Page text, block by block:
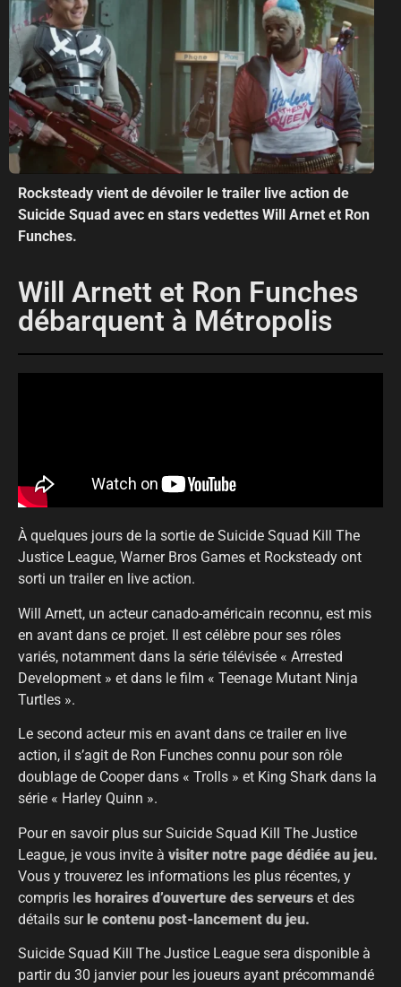
Rocksteady vient de dévoiler le trailer live action de
Suicide Squad avec en stars vedettes Will Arnet et Ron
Funches.
Will Arnett et Ron Funches
débarquent à Métropolis
À quelques jours de la sortie de Suicide Squad Kill The
Justice League, Warner Bros Games et Rocksteady ont
sorti un trailer en live action.
Will Arnett, un acteur canado-américain reconnu, est mis
en avant dans ce projet. Il est célèbre pour ses rôles
variés, notamment dans la série télévisée « Arrested
Development » et dans le film « Teenage Mutant Ninja
Turtles ».
Le second acteur mis en avant dans ce trailer en live
action, il s’agit de Ron Funches connu pour son rôle
doublage de Cooper dans « Trolls » et King Shark dans la
série « Harley Quinn ».
Pour en savoir plus sur Suicide Squad Kill The Justice
League, je vous invite à visiter notre page dédiée au jeu.
Vous y trouverez les informations les plus récentes, y
compris les horaires d’ouverture des serveurs et des
détails sur le contenu post-lancement du jeu.
Suicide Squad Kill The Justice League sera disponible à
partir du 30 janvier pour les joueurs ayant précommandé